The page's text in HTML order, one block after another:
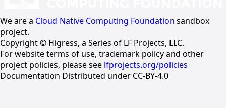
We are a Cloud Native Computing Foundation sandbox
project.
Copyright © Higress, a Series of LF Projects, LLC.
For website terms of use, trademark policy and other
project policies, please see lfprojects.org/policies
Documentation Distributed under CC-BY-4.0